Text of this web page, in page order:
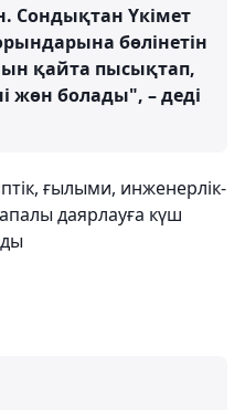
Сондықтан Үкімет
бөлінетін
қайта пысықтап,
жөн болады", – деді
ғылыми, инженерлік-
даярлауға күш